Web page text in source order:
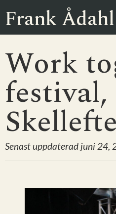
Frank Ådahl
Work
festival,
Senast uppdaterad juni 24,